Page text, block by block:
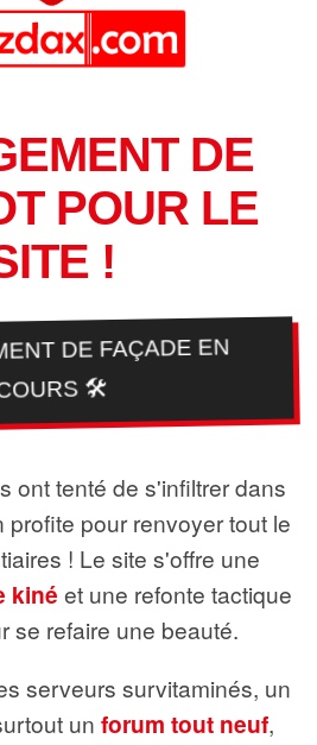
DE
POUR LE
!
DE FAÇADE EN
🛠️
ont tenté de s'infiltrer dans
profite pour renvoyer tout le
! Le site s'offre une
kiné et une refonte tactique
se refaire une beauté.
serveurs survitaminés, un
un forum tout neuf,